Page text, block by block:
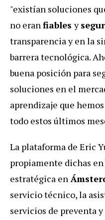
"existían soluciones
no eranfiablesy
transparencia y en la
barrera tecnológica.
buena posición para
soluciones en el
aprendizaje que
todo estos últimos
La plataforma de Eric
propiamente dichas en
estratégica en
servicio técnico, la
servicios de preventa